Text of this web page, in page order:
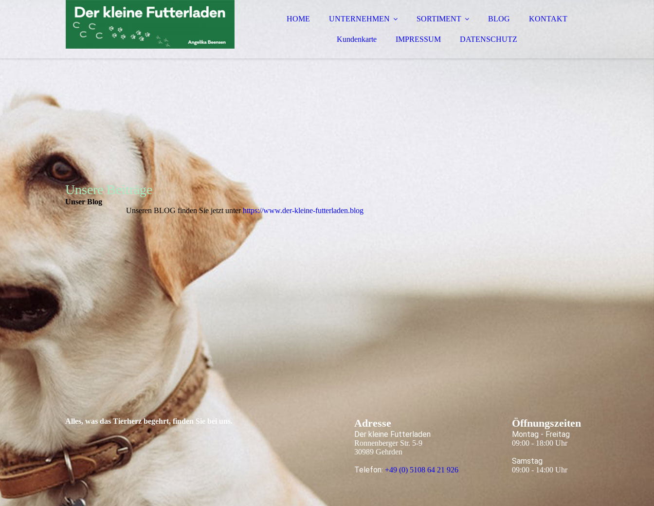
HOME UNTERNEHMEN SORTIMENT BLOG KONTAKT
Kundenkarte IMPRESSUM DATENSCHUTZ
Unsere Beiträge
Unser Blog
Unseren BLOG finden Sie jetzt unterhttps://www.der-kleine-futterladen.blog
Alles, was das Tier­herz begehrt, finden Sie bei uns. Adresse
Der kleine Futterladen
Ronnenberger Str. 5-9
30989 Gehrden
Telefon:+49 (0) 5108 64 21 926
Öffnungszeiten
Montag - Freitag
09:00 - 18:00 Uhr
Samstag
09:00 - 14:00 Uhr